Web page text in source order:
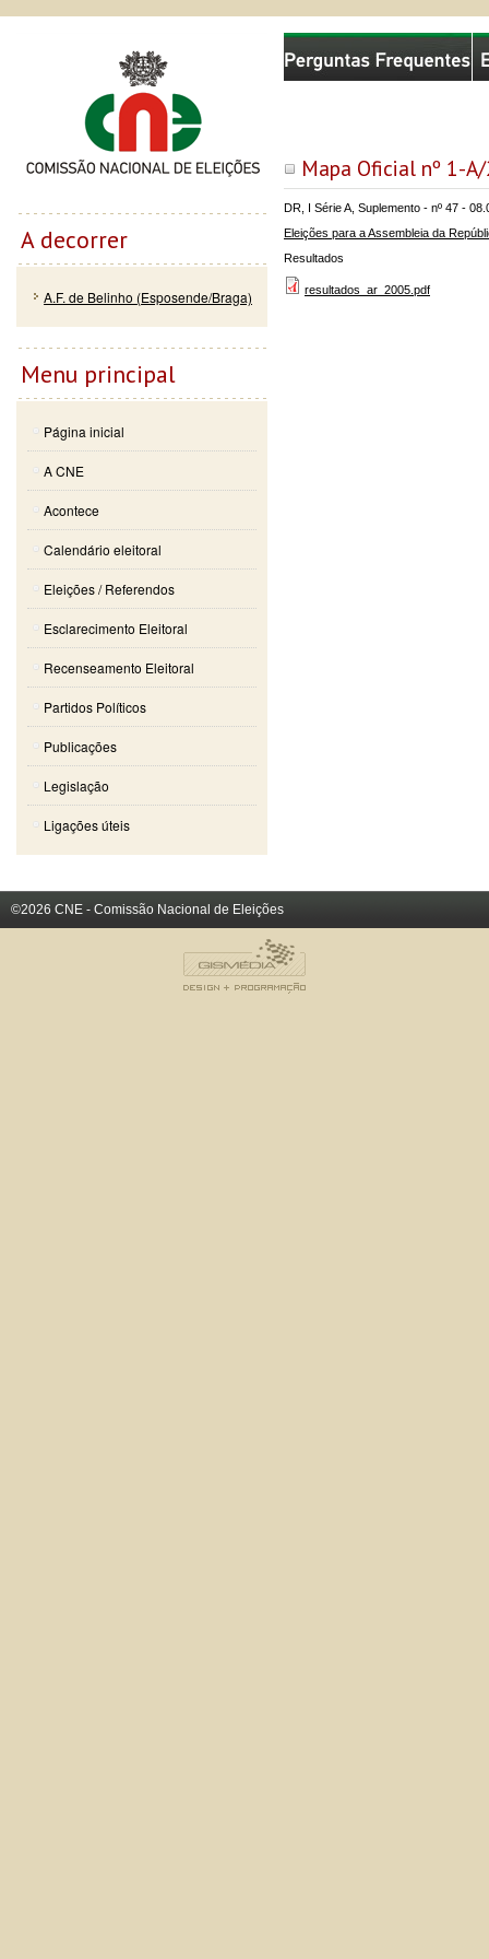
Mapa Oficial nº 1-
DR, I Série A, Suplemento - nº 47 -
Eleições para a Assembleia da
Resultados
resultados_ar_2005.pdf
Comissão Nacional de Eleições
A decorrer
A.F. de Belinho (Esposende/Braga)
Menu principal
Página inicial
A CNE
Acontece
Calendário eleitoral
Eleições / Referendos
Esclarecimento Eleitoral
Recenseamento Eleitoral
Partidos Políticos
Publicações
Legislação
Ligações úteis
©2026 CNE - Comissão Nacional de Eleições